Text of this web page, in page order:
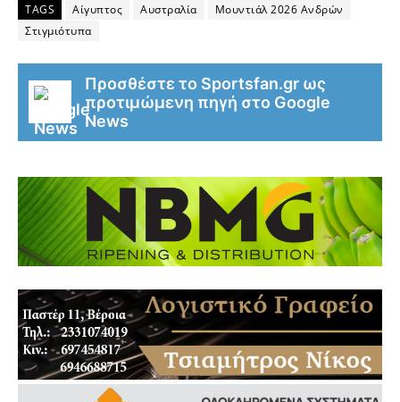
TAGS Αίγυπτος Αυστραλία
Μουντιάλ 2026 Ανδρών
Στιγμιότυπα
Προσθέστε το Sportsfan.gr ως
προτιμώμενη πηγή στο Google
News